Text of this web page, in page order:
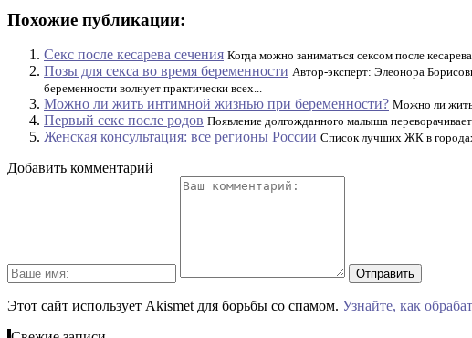
Похожие публикации:
Секс после кесарева сечения Когда можно заниматься сексом после
Позы для секса во время беременности Автор-эксперт: Элеонора
беременности волнует практически всех...
Можно ли жить интимной жизнью при беременности? Можно ли жить
Первый секс после родов Появление долгожданного малыша
Женская консультация: все регионы России Список лучших ЖК в
Добавить комментарий
Этот сайт использует Akismet для борьбы со спамом. Узнайте, как